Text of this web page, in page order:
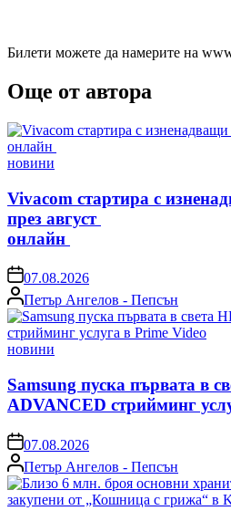
Билети можете да намерите на
Още от автора
Posted
новини
Vivacom стартира с
през август
онлайн
on07.08.2026
Posted
by
Петър Ангелов - Пепсън
Posted
новини
Samsung пуска първата в
ADVANCED стрийминг
on07.08.2026
Posted
by
Петър Ангелов - Пепсън